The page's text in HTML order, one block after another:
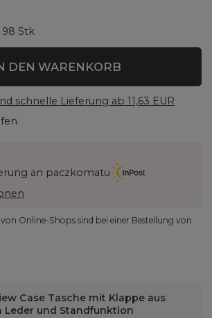
98 Stk
DEN WARENKORB
schnelle Lieferung ab 11,63 EUR
an paczkomatu
Online-Shops sind bei einer Bestellung von
Case Tasche mit Klappe aus
Leder und Standfunktion